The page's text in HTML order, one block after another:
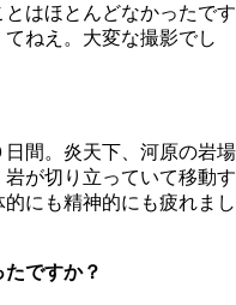
はほとんどなかったです
ねえ。大変な撮影でし
間。炎天下、河原の岩場
が切り立っていて移動す
にも精神的にも疲れまし
ですか？